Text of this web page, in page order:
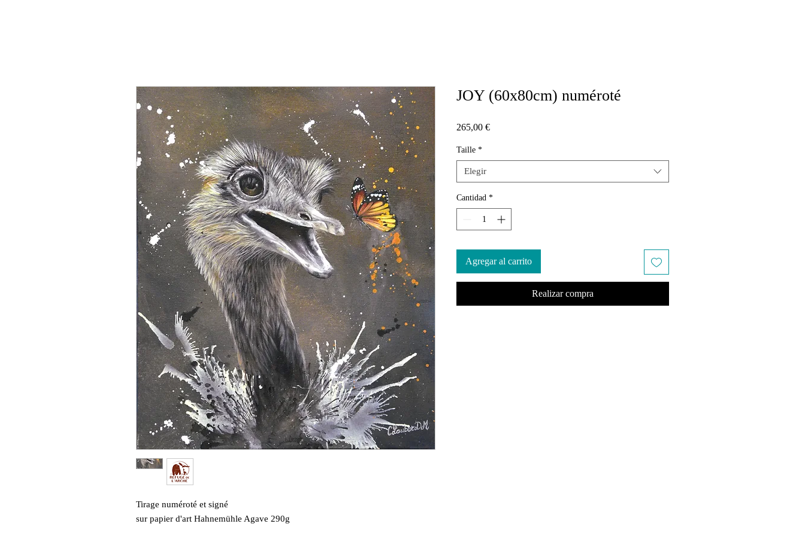
Tirage numéroté et signé
sur papier d'art Hahnemühle Agave 290g
JOY (60x80cm) numéroté
265,00 €Precio
Taille *
Elegir
Cantidad *
Agregar al carrito
Realizar compra